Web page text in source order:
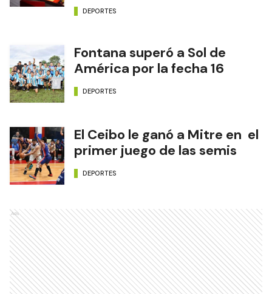
DEPORTES
Fontana superó a Sol de
América por la fecha 16
DEPORTES
El Ceibo le ganó a Mitre en el
primer juego de las semis
DEPORTES
Ads